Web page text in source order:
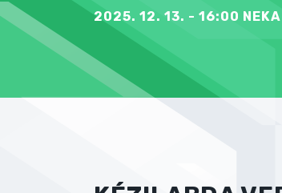
2025. 12. 13. - 16:00